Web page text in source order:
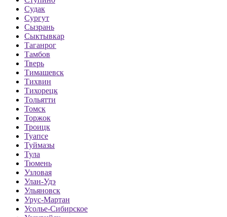
Судак
Сургут
Сызрань
Сыктывкар
Таганрог
Тамбов
Тверь
Тимашевск
Тихвин
Тихорецк
Тольятти
Томск
Торжок
Троицк
Туапсе
Туймазы
Тула
Тюмень
Узловая
Улан-Удэ
Ульяновск
Урус-Мартан
Усолье-Сибирское